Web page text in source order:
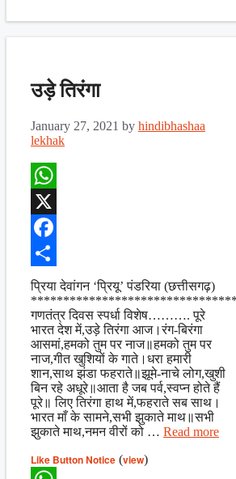
उड़े तिरंगा
January 27, 2021 by hindibhashaa
lekhak
WhatsApp
X
Facebook
Share
प्रिया देवांगन ‘प्रियू’ पंडरिया (छत्तीसगढ़)
गणतंत्र दिवस स्पर्धा विशेष………. पूरे
भारत देश में,उड़े तिरंगा आज।रंग-बिरंगा
आसमां,हमको तुम पर नाज॥हमको तुम पर
नाज,गीत खुशियों के गाते।धरा हमारी
शान,साथ झंडा फहराते॥झूमे-नाचे लोग,खुशी
बिन रहे अधूरे॥आता है जब पर्व,स्वप्न होते हैं
पूरे॥ लिए तिरंगा हाथ में,फहराते सब साथ।
भारत माँ के सामने,सभी झुकाते माथ॥सभी
झुकाते माथ,नमन वीरों को … Read more
Like Button Notice (view)